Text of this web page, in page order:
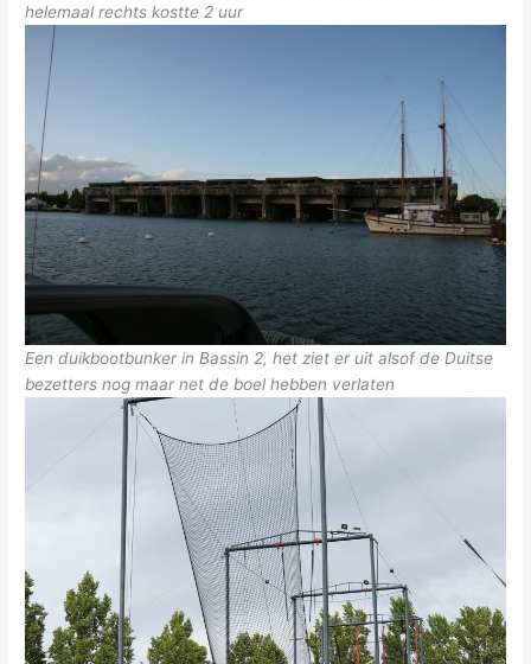
helemaal rechts kostte 2 uur
Een duikbootbunker in Bassin 2, het ziet er uit alsof de Duitse
bezetters nog maar net de boel hebben verlaten